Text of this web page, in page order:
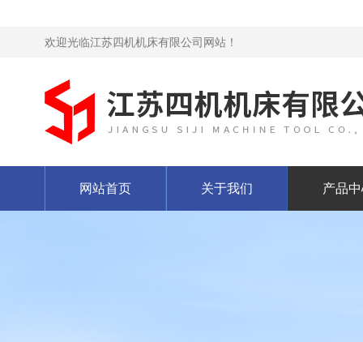
欢迎光临江苏四机机床有限公司网站！
网站首页 关于我们 产品